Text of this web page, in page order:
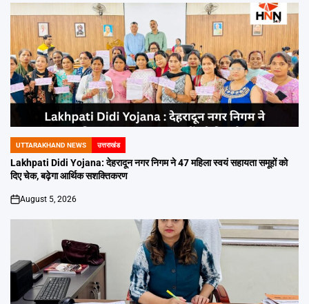
POSTED
IN
UTTARAKHAND NEWS उत्तराखंड
Lakhpati Didi Yojana: देहरादून नगर निगम ने 47 महिला स्वयं सहायता समूहों को
दिए चेक, बढ़ेगा आर्थिक सशक्तिकरण
on
August 5, 2026